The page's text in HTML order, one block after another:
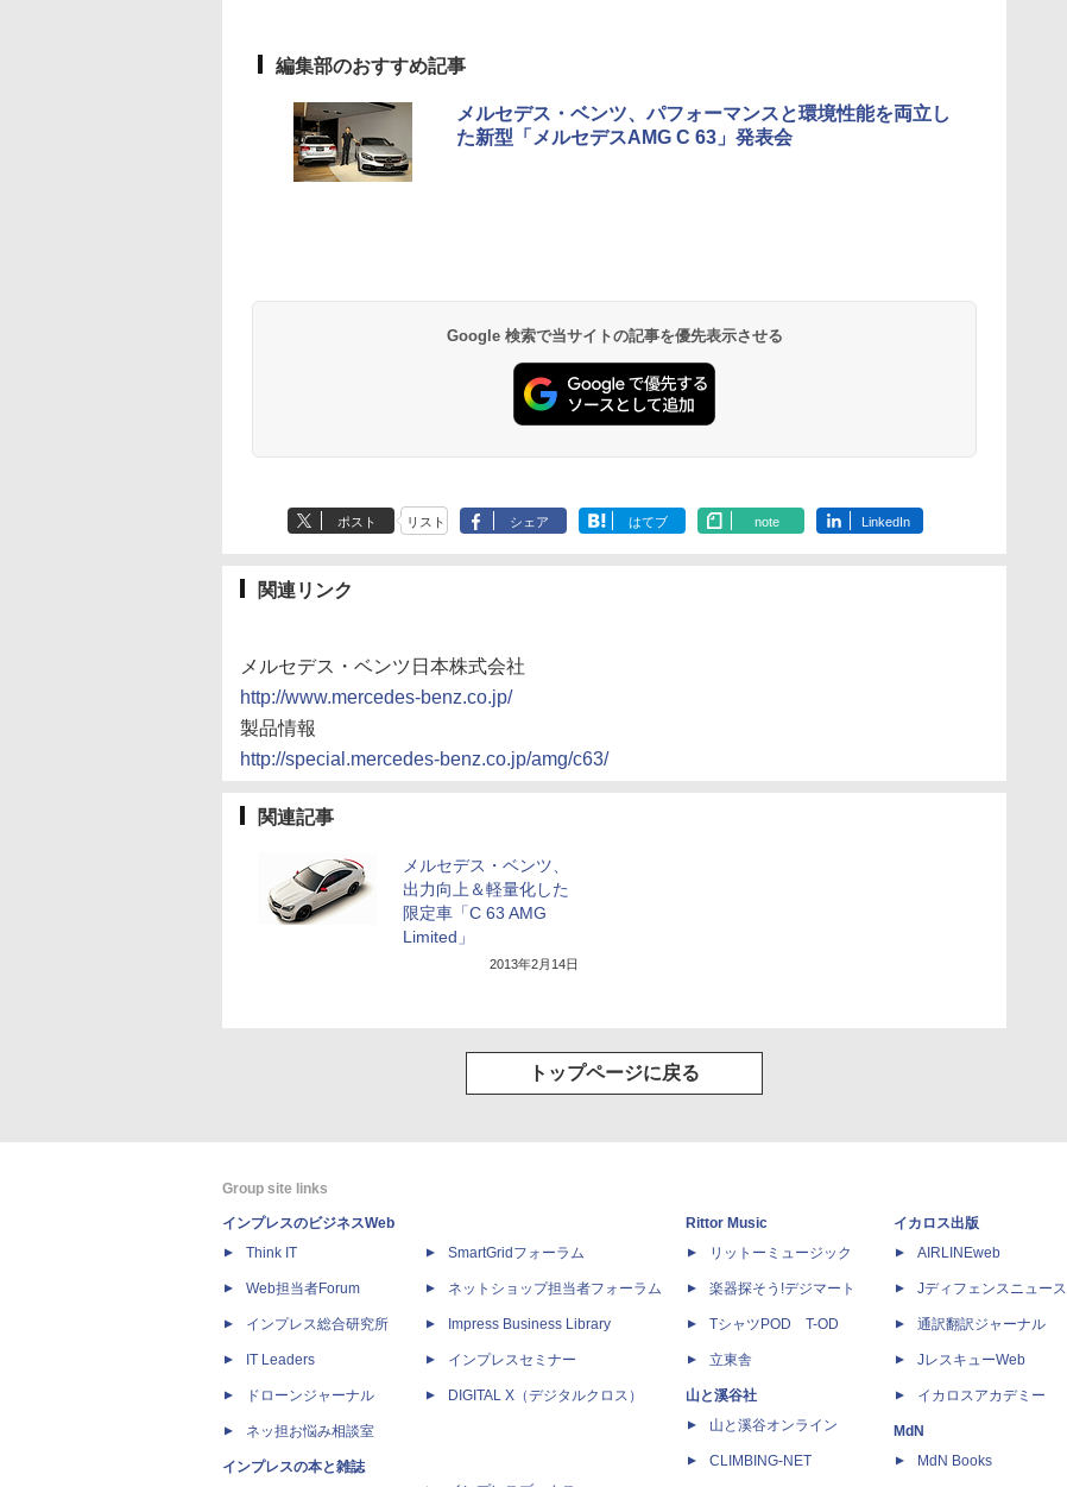
編集部のおすすめ記事
メルセデス・ベンツ、パフォーマンスと環境性能を両立し
た新型「メルセデスAMG C 63」発表会
Google 検索で当サイトの記事を優先表示させる
ポスト リスト シェア はてブ note LinkedIn
関連リンク
メルセデス・ベンツ日本株式会社
http://www.mercedes-benz.co.jp/
製品情報
http://special.mercedes-benz.co.jp/amg/c63/
関連記事
メルセデス・ベンツ、
出力向上＆軽量化した
限定車「C 63 AMG
Limited」
2013年2月14日
トップページに戻る
Group site links
インプレスのビジネスWeb
Think IT
Web担当者Forum
インプレス総合研究所
IT Leaders
ドローンジャーナル
ネッ担お悩み相談室
インプレスの本と雑誌
SmartGridフォーラム
ネットショップ担当者フォーラム
Impress Business Library
インプレスセミナー
DIGITAL X（デジタルクロス）
Rittor Music
リットーミュージック
楽器探そう!デジマート
TシャツPOD T-OD
立東舎
山と溪谷社
山と溪谷オンライン
CLIMBING-NET
イカロス出版
AIRLINEweb
Jディフェンスニュース
通訳翻訳ジャーナル
JレスキューWeb
イカロスアカデミー
MdN
MdN Books